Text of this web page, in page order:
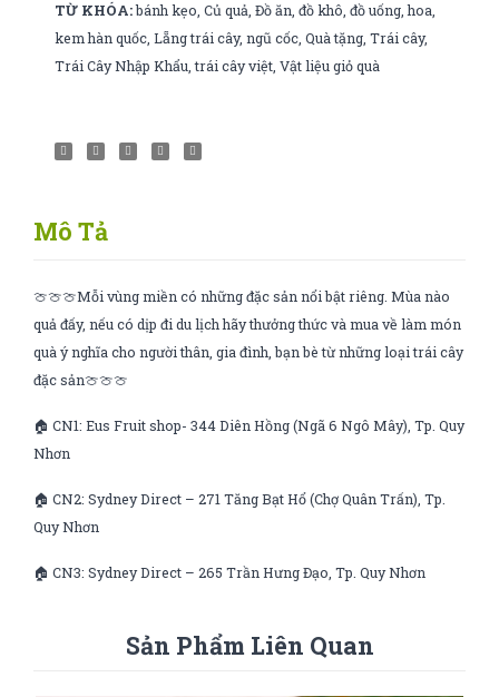
TỪ KHÓA: bánh kẹo ,Củ quả ,Đồ ăn ,đồ khô ,đồ uống ,hoa
kem hàn quốc ,Lẵng trái cây,ngũ cốc ,Quà tặng ,Trái cây,
Trái Cây Nhập Khẩu ,trái cây việt ,Vật liệu giỏ quà
Mô Tả
🍈🍈🍈Mỗi vùng miền có những đặc sản nổi bật riêng. Mùa nào
quả đấy, nếu có dịp đi du lịch hãy thưởng thức và mua về làm món
quà ý nghĩa cho người thân, gia đình, bạn bè từ những loại trái cây
đặc sản🍈🍈🍈
🏠 CN1: Eus Fruit shop- 344 Diên Hồng (Ngã 6 Ngô Mây), Tp. Quy
Nhơn
🏠 CN2: Sydney Direct – 271 Tăng Bạt Hổ (Chợ Quân Trấn), Tp.
Quy Nhơn
🏠 CN3: Sydney Direct – 265 Trần Hưng Đạo, Tp. Quy Nhơn
Sản Phẩm Liên Quan